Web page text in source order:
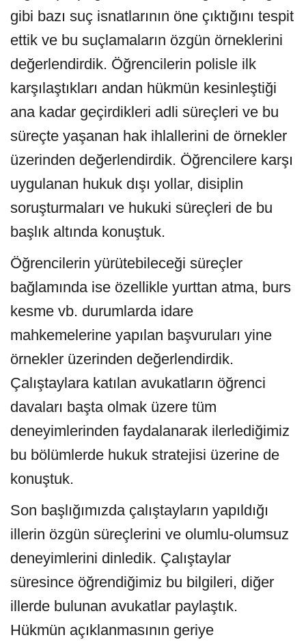
gibi bazı suç isnatlarının öne çıktığını tespit
ettik ve bu suçlamaların özgün örneklerini
değerlendirdik. Öğrencilerin polisle ilk
karşılaştıkları andan hükmün kesinleştiği
ana kadar geçirdikleri adli süreçleri ve bu
süreçte yaşanan hak ihlallerini de örnekler
üzerinden değerlendirdik. Öğrencilere karşı
uygulanan hukuk dışı yollar, disiplin
soruşturmaları ve hukuki süreçleri de bu
başlık altında konuştuk.
Öğrencilerin yürütebileceği süreçler
bağlamında ise özellikle yurttan atma, burs
kesme vb. durumlarda idare
mahkemelerine yapılan başvuruları yine
örnekler üzerinden değerlendirdik.
Çalıştaylara katılan avukatların öğrenci
davaları başta olmak üzere tüm
deneyimlerinden faydalanarak ilerlediğimiz
bu bölümlerde hukuk stratejisi üzerine de
konuştuk.
Son başlığımızda çalıştayların yapıldığı
illerin özgün süreçlerini ve olumlu-olumsuz
deneyimlerini dinledik. Çalıştaylar
süresince öğrendiğimiz bu bilgileri, diğer
illerde bulunan avukatlar paylaştık.
Hükmün açıklanmasının geriye